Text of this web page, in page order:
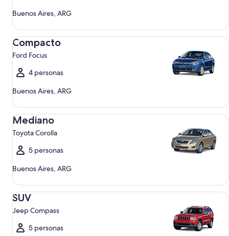
Buenos Aires, ARG
Compacto
Ford Focus
4 personas
Buenos Aires, ARG
Compacto Ford Focus
Mediano
Toyota Corolla
5 personas
Buenos Aires, ARG
Mediano Toyota Corolla
SUV
Jeep Compass
5 personas
SUV Jeep Compass